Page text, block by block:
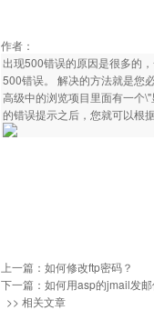
作者：
出现500错误的原因是很多的
500错误。 解决的方法就是您
高级中的浏览项目里面有一个
的错误提示之后，您就可以根
上一篇： 如何修改ftp密码？
下一篇： 如何用asp的jmail发
>> 相关文章